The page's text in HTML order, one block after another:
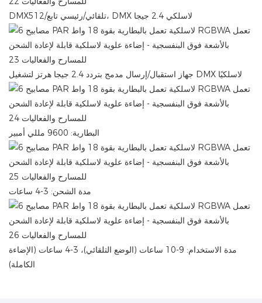
DMX512/تلقائي/رئيسي تابع، DMX لاسلكي 2.4 جيجا
جهاز استقبال/إرسال مدمج بتردد 2.4 جيجا هرتز لتشغيل DMX لاسلكيًا
البطارية: 9600 مللي أمبير
مدة الشحن: 3-4 ساعات
مدة الاستخدام: 9-10 ساعات (الوضع التلقائي)، 3-4 ساعات (الإضاءة
الكاملة)